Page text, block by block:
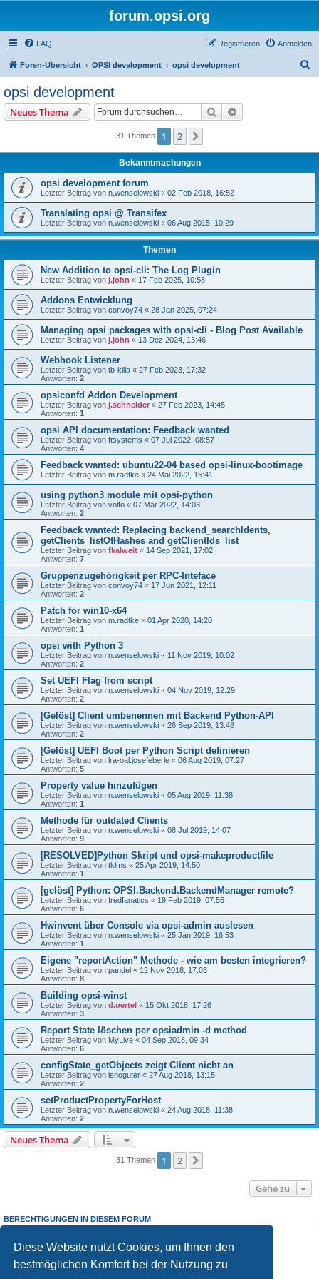
Diese Website nutzt Cookies, um Ihnen den
bestmöglichen Komfort bei der Nutzung zu
forum.opsi.org
FAQ Anmelden
Registrieren
Foren-Übersicht OPSI development opsi development
opsi development
Neues Thema Suche
31 Themen 1 2
Bekanntmachungen
opsi development forum
Letzter Beitrag von n.wenselowski « 02 Feb 2018, 16:52
Translating opsi @ Transifex
Letzter Beitrag von n.wenselowski « 06 Aug 2015, 10:29
Themen
New Addition to opsi-cli: The Log Plugin
Letzter Beitrag von j.john « 17 Feb 2025, 10:58
Addons Entwicklung
Letzter Beitrag von convoy74 « 28 Jan 2025, 07:24
Managing opsi packages with opsi-cli - Blog Post Available
Letzter Beitrag von j.john « 13 Dez 2024, 13:46
Webhook Listener
Letzter Beitrag von tb-killa « 27 Feb 2023, 17:32
Antworten: 2
opsiconfd Addon Development
Letzter Beitrag von j.schneider « 27 Feb 2023, 14:45
Antworten: 1
opsi API documentation: Feedback wanted
Letzter Beitrag von ftsystems « 07 Jul 2022, 08:57
Antworten: 4
Feedback wanted: ubuntu22-04 based opsi-linux-bootimage
Letzter Beitrag von m.radtke « 24 Mai 2022, 15:41
using python3 module mit opsi-python
Letzter Beitrag von volfo « 07 Mär 2022, 14:03
Antworten: 2
Feedback wanted: Replacing backend_searchIdents,
getClients_listOfHashes and getClientIds_list
Letzter Beitrag von fkalweit « 14 Sep 2021, 17:02
Antworten: 7
Gruppenzugehörigkeit per RPC-Inteface
Letzter Beitrag von convoy74 « 17 Jun 2021, 12:11
Antworten: 2
Patch for win10-x64
Letzter Beitrag von m.radtke « 01 Apr 2020, 14:20
Antworten: 1
opsi with Python 3
Letzter Beitrag von n.wenselowski « 11 Nov 2019, 10:02
Antworten: 2
Set UEFI Flag from script
Letzter Beitrag von n.wenselowski « 04 Nov 2019, 12:29
Antworten: 2
[Gelöst] Client umbenennen mit Backend Python-API
Letzter Beitrag von n.wenselowski « 26 Sep 2019, 13:48
Antworten: 2
[Gelöst] UEFI Boot per Python Script definieren
Letzter Beitrag von lra-oal.josefeberle « 06 Aug 2019, 07:27
Antworten: 5
Property value hinzufügen
Letzter Beitrag von n.wenselowski « 05 Aug 2019, 11:38
Antworten: 1
Methode für outdated Clients
Letzter Beitrag von n.wenselowski « 08 Jul 2019, 14:07
Antworten: 9
[RESOLVED]Python Skript und opsi-makeproductfile
Letzter Beitrag von tklms « 25 Apr 2019, 14:50
Antworten: 1
[gelöst] Python: OPSI.Backend.BackendManager remote?
Letzter Beitrag von fredfanatics « 19 Feb 2019, 07:55
Antworten: 6
Hwinvent über Console via opsi-admin auslesen
Letzter Beitrag von n.wenselowski « 25 Jan 2019, 16:53
Antworten: 1
Eigene "reportAction" Methode - wie am besten integrieren?
Letzter Beitrag von pandel « 12 Nov 2018, 17:03
Antworten: 8
Building opsi-winst
Letzter Beitrag von d.oertel « 15 Okt 2018, 17:26
Antworten: 3
Report State löschen per opsiadmin -d method
Letzter Beitrag von MyLive « 04 Sep 2018, 09:34
Antworten: 6
configState_getObjects zeigt Client nicht an
Letzter Beitrag von isnoguter « 27 Aug 2018, 13:15
Antworten: 2
setProductPropertyForHost
Letzter Beitrag von n.wenselowski « 24 Aug 2018, 11:38
Antworten: 2
Neues Thema
31 Themen 1 2
Gehe zu
BERECHTIGUNGEN IN DIESEM FORUM
Sie dürfen
keine
Antworten zu Themen in diesem Forum erstellen.
Sie dürfen Ihre Beiträge in diesem Forumnicht ändern.
Sie dürfen Ihre Beiträge in diesem Forumnichtlöschen.
keine